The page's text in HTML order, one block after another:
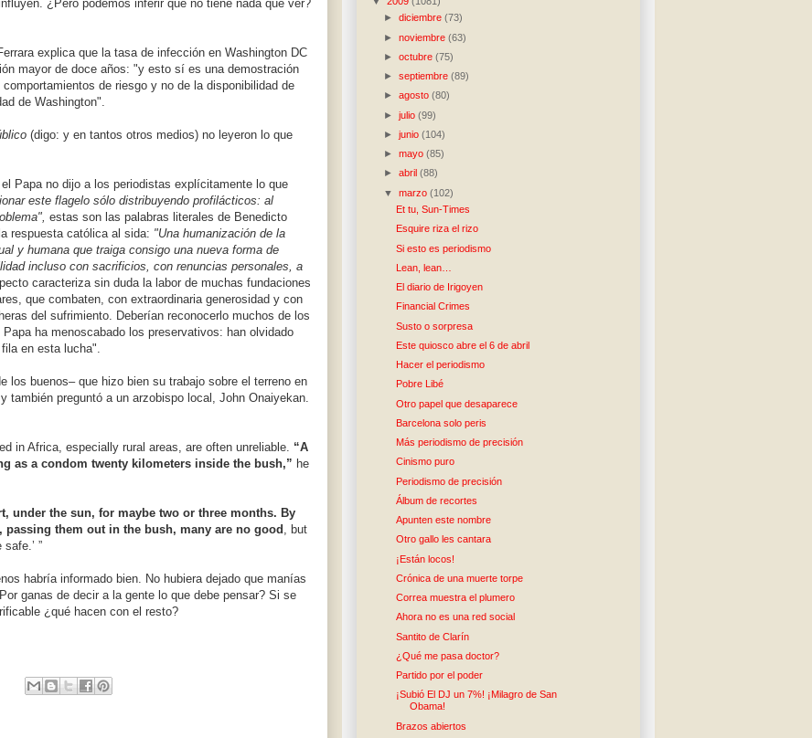
¿Pero podemos inferir que no tiene nada que ver?
explica que la tasa de infección en Washington DC
mayor de doce años: "y esto sí es una demostración
de riesgo y no de la disponibilidad de
de Washington".
(digo: y en tantos otros medios) no leyeron lo que
Papa no dijo a los periodistas explícitamente lo que
este flagelo sólo distribuyendo profilácticos: al
estas son las palabras literales de Benedicto
respuesta católica al sida: "Una humanización de la
y humana que traiga consigo una nueva forma de
incluso con sacrificios, con renuncias personales, a
caracteriza sin duda la labor de muchas fundaciones
que combaten, con extraordinaria generosidad y con
del sufrimiento. Deberían reconocerlo muchos de los
ha menoscabado los preservativos: han olvidado
en esta lucha".
los buenos– que hizo bien su trabajo sobre el terreno en
también preguntó a un arzobispo local, John Onaiyekan.
in Africa, especially rural areas, are often unreliable. “A
as a condom twenty kilometers inside the bush,” he
under the sun, for maybe two or three months. By
them out in the bush, many are no good , but
”
habría informado bien. No hubiera dejado que manías
ganas de decir a la gente lo que debe pensar? Si se
¿qué hacen con el resto?
►diciembre(73)
►noviembre(63)
►octubre(75)
►septiembre(89)
►agosto(80)
►julio(99)
►junio(104)
►mayo(85)
►abril(88)
▼marzo(102)
Et tu, Sun-Times
Esquire riza el rizo
Si esto es periodismo
Lean, lean…
El diario de Irigoyen
Financial Crimes
Susto o sorpresa
Este quiosco abre el 6 de abril
Hacer el periodismo
Pobre Libé
Otro papel que desaparece
Barcelona solo peris
Más periodismo de precisión
Cinismo puro
Periodismo de precisión
Álbum de recortes
Apunten este nombre
Otro gallo les cantara
¡Están locos!
Crónica de una muerte torpe
Correa muestra el plumero
Ahora no es una red social
Santito de Clarín
¿Qué me pasa doctor?
Partido por el poder
¡Subió El DJ un 7%! ¡Milagro de San
Obama!
Brazos abiertos